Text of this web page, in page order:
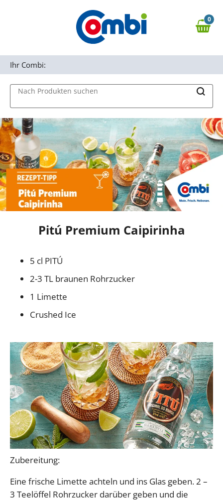
Zur Navigation springen
0,00 €
0
Nach Produkten suchen
Ihr Combi:
Pitú Premium Caipirinha
5 cl PITÚ
2-3 TL braunen Rohrzucker
1 Limette
Crushed Ice
Zubereitung:
Eine frische Limette achteln und ins Glas geben. 2 –
3 Teelöffel Rohrzucker darüber geben und die